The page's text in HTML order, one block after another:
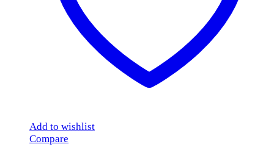
Add to wishlist
Compare